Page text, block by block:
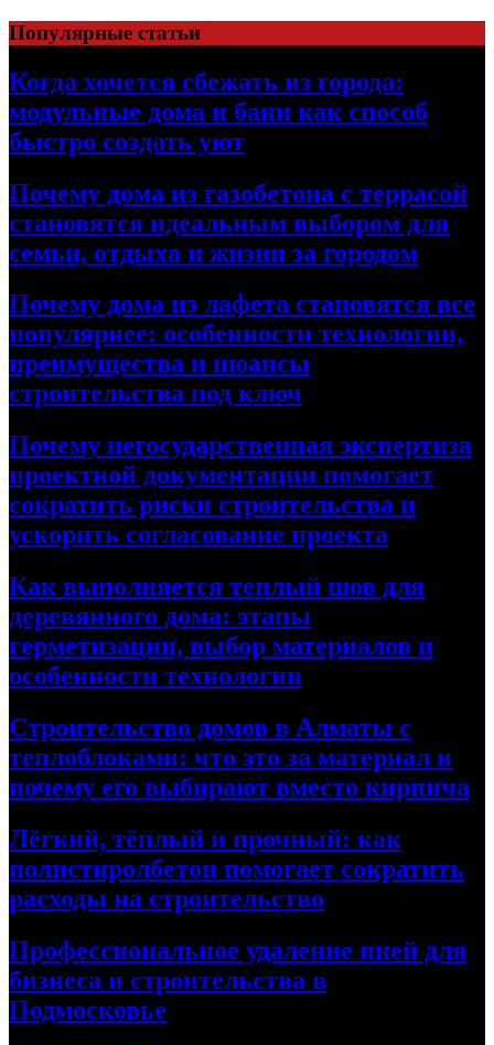
Перейти
к
содержимому
Популярные статьи
Когда хочется сбежать из города:
модульные дома и бани как способ
быстро создать уют
Почему дома из газобетона с террасой
становятся идеальным выбором для
семьи, отдыха и жизни за городом
Почему дома из лафета становятся все
популярнее: особенности технологии,
преимущества и нюансы
строительства под ключ
Почему негосударственная экспертиза
проектной документации помогает
сократить риски строительства и
ускорить согласование проекта
Как выполняется теплый шов для
деревянного дома: этапы
герметизации, выбор материалов и
особенности технологии
Строительство домов в Алматы с
теплоблоками: что это за материал и
почему его выбирают вместо кирпича
Лёгкий, тёплый и прочный: как
полистиролбетон помогает сократить
расходы на строительство
Профессиональное удаление пней для
бизнеса и строительства в
Подмосковье